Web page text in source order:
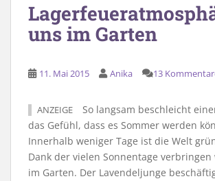
uns im Garten
11. Mai 2015 Anika 13
ANZEIGE
So langsam beschleicht
das Gefühl, dass es Sommer werden
Innerhalb weniger Tage ist die Welt
Dank der vielen Sonnentage
im Garten. Der Lavendeljunge